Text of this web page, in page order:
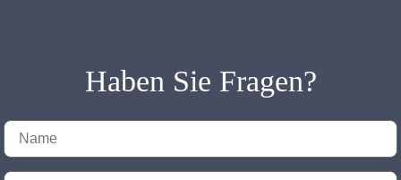
Haben Sie Fragen?